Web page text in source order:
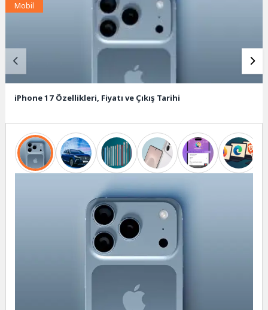
Mobil
iPhone 17 Özellikleri, Fiyatı ve Çıkış Tarihi